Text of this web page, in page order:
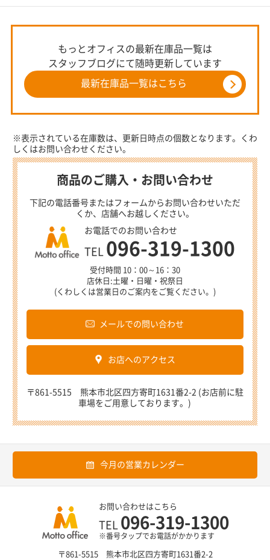
もっとオフィスの最新在庫品一覧は
スタッフブログにて随時更新しています
最新在庫品一覧はこちら
※表示されている在庫数は、更新日時点の個数となります。くわ
しくはお問い合わせください。
商品のご購入・お問い合わせ
下記の電話番号またはフォームからお問い合わせいただ
くか、店舗へお越しください。
お電話でのお問い合わせ
TEL 096-319-1300
受付時間 10：00～16：30
店休日:土曜・日曜・祝祭日
(くわしくは営業日のご案内をご覧ください。)
メールでの問い合わせ
お店へのアクセス
〒861-5515 熊本市北区四方寄町1631番2-2 (お店前に駐
車場をご用意しております。)
今月の営業カレンダー
お問い合わせはこちら
TEL 096-319-1300
※番号タップでお電話がかかります
〒861-5515 熊本市北区四方寄町1631番2-2